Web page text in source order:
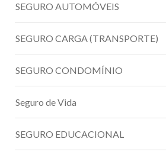
SEGURO AUTOMÓVEIS
SEGURO CARGA (TRANSPORTE)
SEGURO CONDOMÍNIO
Seguro de Vida
SEGURO EDUCACIONAL